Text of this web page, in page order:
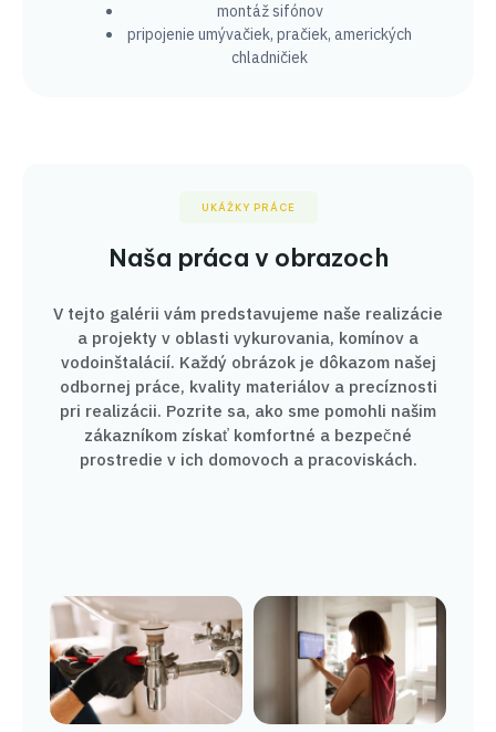
montáž sifónov
pripojenie umývačiek, pračiek, amerických
chladničiek
UKÁŽKY PRÁCE
Naša práca v obrazoch
V tejto galérii vám predstavujeme naše realizácie
a projekty v oblasti vykurovania, komínov a
vodoinštalácií. Každý obrázok je dôkazom našej
odbornej práce, kvality materiálov a precíznosti
pri realizácii. Pozrite sa, ako sme pomohli našim
zákazníkom získať komfortné a bezpečné
prostredie v ich domovoch a pracoviskách.